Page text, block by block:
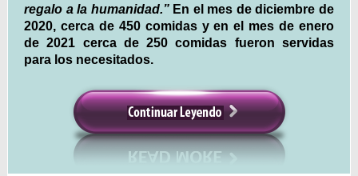
regalo a la humanidad.” En el mes de diciembre de
2020, cerca de 450 comidas y en el mes de enero
de 2021 cerca de 250 comidas fueron servidas
para los necesitados.